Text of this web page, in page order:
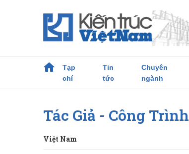
Tạp
chí
Tin
tức
Chuyên
ngành
Tác Giả - Công Trình
Việt Nam